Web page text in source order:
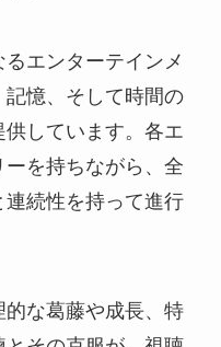
エンターテインメ
憶、そして時間の
しています。各エ
を持ちながら、全
続性を持って進行
な葛藤や成長、特